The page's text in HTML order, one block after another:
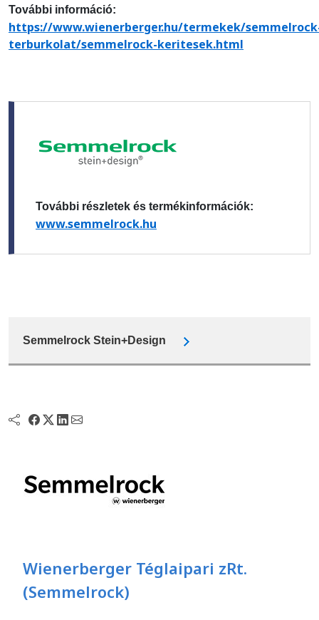
További információ:
https://www.wienerberger.hu/termekek/
terburkolat/semmelrock-keritesek.html
További részletek és termékinformációk:
www.semmelrock.hu
Semmelrock Stein+Design
Wienerberger Téglaipari zRt.
(Semmelrock)